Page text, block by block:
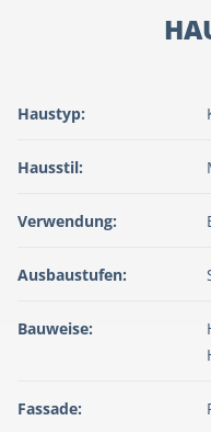
Haustyp:
Hausstil:
Verwendung:
Ausbaustufen:
Bauweise:
Fassade: